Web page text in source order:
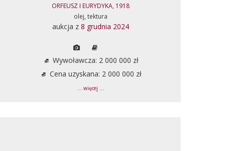
ORFEUSZ I EURYDYKA, 1918
olej, tektura
aukcja z 8 grudnia 2024
Wywoławcza: 2 000 000 zł
Cena uzyskana: 2 000 000 zł
... więcej ...